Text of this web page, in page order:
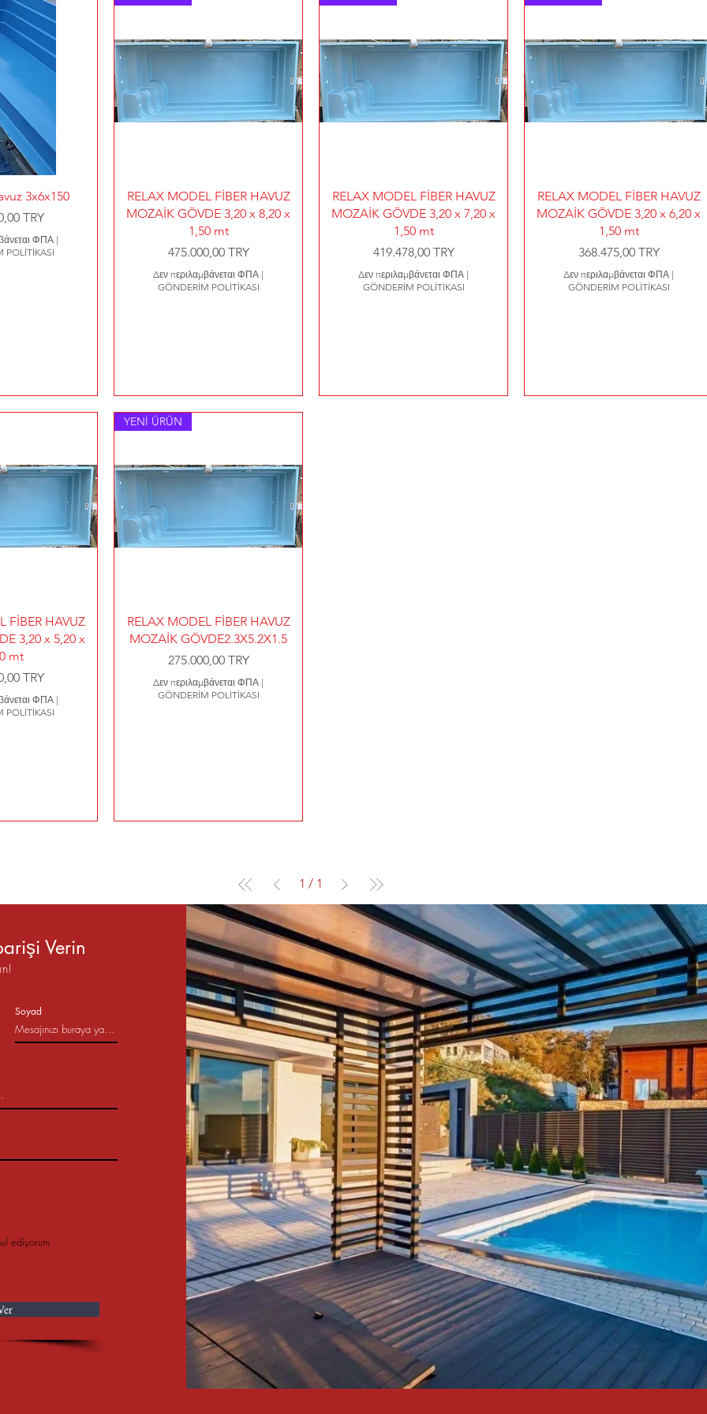
προβολή
3x6x150
TRY
ΦΠΑ |
POLİTİKASI
Γρήγορη προβολή
RELAX MODEL FİBER HAVUZ
MOZAİK GÖVDE 3,20 x 8,20 x
1,50 mt
Τιμή
475.000,00 TRY
Δεν περιλαμβάνεται ΦΠΑ |
GÖNDERİM POLİTİKASI
Γρήγορη προβολή
RELAX MODEL FİBER HAVUZ
MOZAİK GÖVDE 3,20 x 7,20 x
1,50 mt
Τιμή
419.478,00 TRY
Δεν περιλαμβάνεται ΦΠΑ |
GÖNDERİM POLİTİKASI
Γρήγορη προβολή
RELAX MODEL FİBER HAVUZ
MOZAİK GÖVDE 3,20 x 6,20 x
1,50 mt
Τιμή
368.475,00 TRY
Δεν περιλαμβάνεται ΦΠΑ |
GÖNDERİM POLİTİKASI
προβολή
FİBER HAVUZ
3,20 x 5,20 x
mt
TRY
ΦΠΑ |
POLİTİKASI
Γρήγορη προβολή
YENİ ÜRÜN
RELAX MODEL FİBER HAVUZ
MOZAİK GÖVDE2.3X5.2X1.5
Τιμή
275.000,00 TRY
Δεν περιλαμβάνεται ΦΠΑ |
GÖNDERİM POLİTİKASI
1 / 1
Verin
Soyad
ediyorum